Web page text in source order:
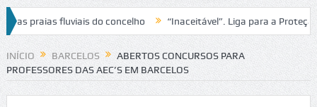
praias fluviais do concelho “Inaceitável”. Liga para a Proteção da
de trânsito no IC2 em Alcobaça Igreja do Castelo de Cerveira
INÍCIO BARCELOS
ABERTOS CONCURSOS PARA
PROFESSORES DAS AEC’S EM BARCELOS